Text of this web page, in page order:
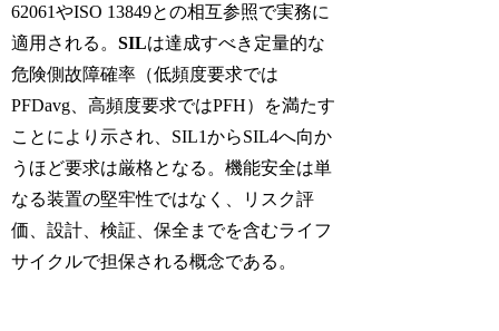
62061やISO 13849との相互参照で実務に
適用される。SILは達成すべき定量的な
危険側故障確率（低頻度要求では
PFDavg、高頻度要求ではPFH）を満たす
ことにより示され、SIL1からSIL4へ向か
うほど要求は厳格となる。機能安全は単
なる装置の堅牢性ではなく、リスク評
価、設計、検証、保全までを含むライフ
サイクルで担保される概念である。